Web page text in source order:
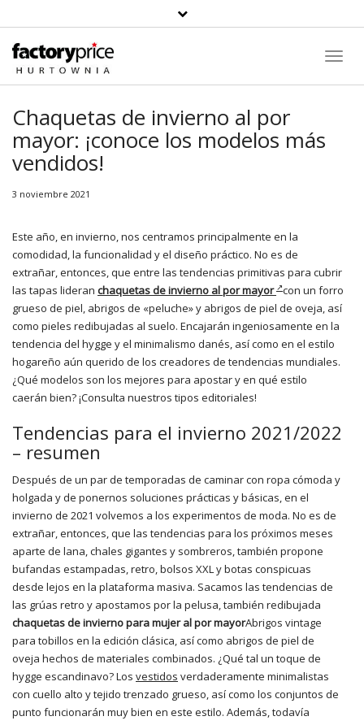
Chaquetas de invierno al por
mayor: ¡conoce los modelos más
vendidos!
3 noviembre 2021
Este año, en invierno, nos centramos principalmente en la
comodidad, la funcionalidad y el diseño práctico. No es de
extrañar, entonces, que entre las tendencias primitivas para cubrir
las tapas lideran chaquetas de invierno al por mayor con un forro
grueso de piel, abrigos de «peluche» y abrigos de piel de oveja, así
como pieles redibujadas al suelo. Encajarán ingeniosamente en la
tendencia del hygge y el minimalismo danés, así como en el estilo
hogareño aún querido de los creadores de tendencias mundiales.
¿Qué modelos son los mejores para apostar y en qué estilo
caerán bien? ¡Consulta nuestros tipos editoriales!
Tendencias para el invierno 2021/2022
– resumen
Después de un par de temporadas de caminar con ropa cómoda y
holgada y de ponernos soluciones prácticas y básicas, en el
invierno de 2021 volvemos a los experimentos de moda. No es de
extrañar, entonces, que las tendencias para los próximos meses
aparte de lana, chales gigantes y sombreros, también propone
bufandas estampadas, retro, bolsos XXL y botas conspicuas
desde lejos en la plataforma masiva. Sacamos las tendencias de
las grúas retro y apostamos por la pelusa, también redibujada
chaquetas de invierno para mujer al por mayorAbrigos vintage
para tobillos en la edición clásica, así como abrigos de piel de
oveja hechos de materiales combinados. ¿Qué tal un toque de
hygge escandinavo? Los vestidos verdaderamente minimalistas
con cuello alto y tejido trenzado grueso, así como los conjuntos de
punto funcionarán muy bien en este estilo. Además, todavía